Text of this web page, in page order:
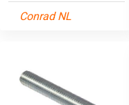
Conrad NL